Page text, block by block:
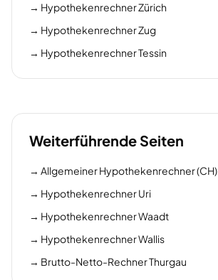
→ Hypothekenrechner Zürich
→ Hypothekenrechner Zug
→ Hypothekenrechner Tessin
Weiterführende Seiten
→ Allgemeiner Hypothekenrechner (CH)
→ Hypothekenrechner Uri
→ Hypothekenrechner Waadt
→ Hypothekenrechner Wallis
→ Brutto-Netto-Rechner Thurgau